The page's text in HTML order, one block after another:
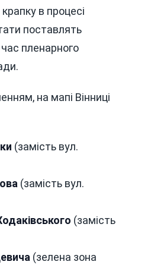
в процесі
поставлять
час пленарного
на мапі Вінниці
(замість вул.
(замість вул.
(замість
(зелена зона